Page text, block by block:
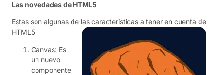
Las novedades de HTML5
Estas son algunas de las características a tener en cuenta de
HTML5:
Canvas: Es
un nuevo
componente